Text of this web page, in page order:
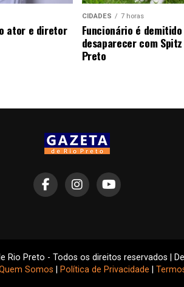
ator e diretor
CIDADES 7 horas
Funcionário é
desaparecer com
Preto
Rio Preto - Todos os direitos reservados |
Somos Política de Privacidade